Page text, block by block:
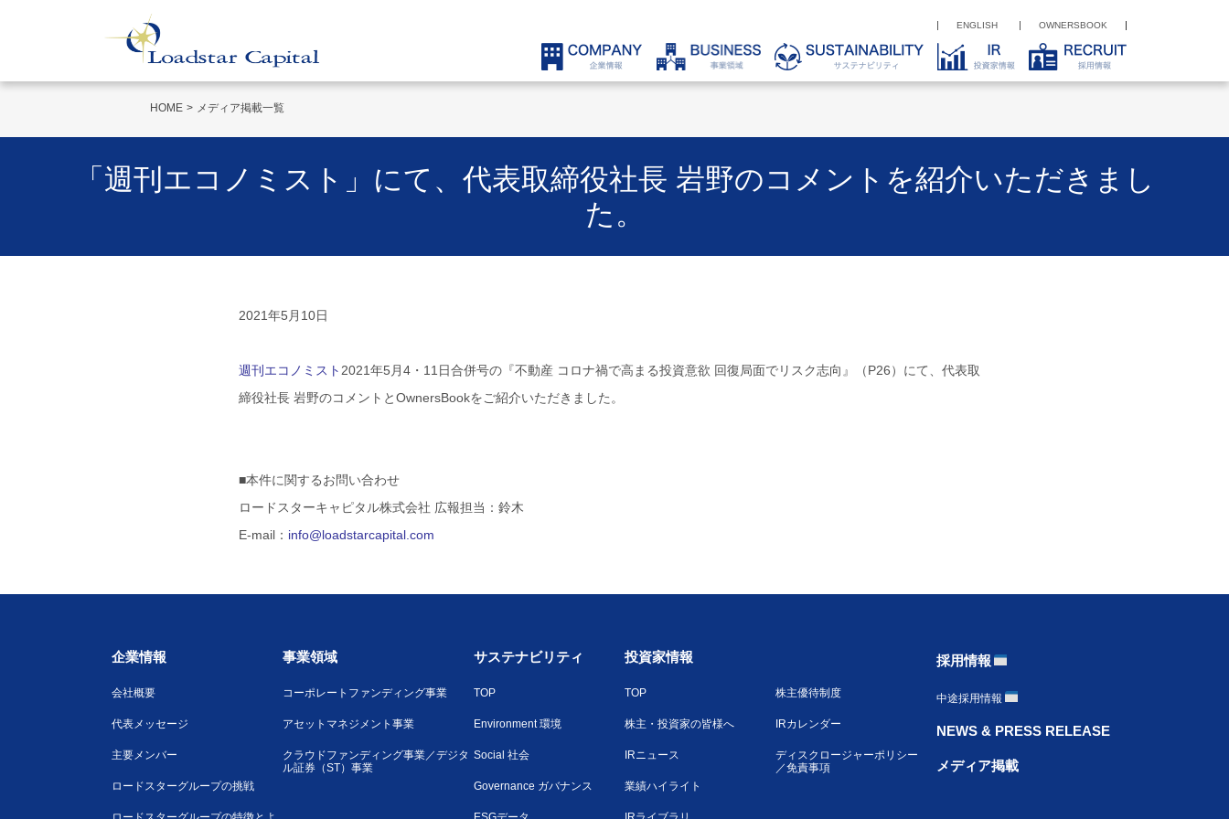
ENGLISH OWNERSBOOK
HOME メディア掲載一覧
「週刊エコノミスト」にて、代表取締役社長 岩野のコメントを紹介いただきまし
た。
2021年5月10日
週刊エコノミスト 2021年5月4・11日合併号の『不動産 コロナ禍で高まる投資意欲 回復局面でリスク志向』（P26）にて、代表取
締役社長 岩野のコメントとOwnersBookをご紹介いただきました。
■本件に関するお問い合わせ
ロードスターキャピタル株式会社 広報担当：鈴木
E-mail： info@loadstarcapital.com
企業情報 事業領域 サステナビリティ 投資家情報 採用情報
会社概要
代表メッセージ
主要メンバー
ロードスターグループの挑戦
コーポレートファンディング事業
アセットマネジメント事業
クラウドファンディング事業／デジタ
ル証券（ST）事業
TOP
Environment 環境
Social 社会
Governance ガバナンス
TOP
株主・投資家の皆様へ
IRニュース
業績ハイライト
株主優待制度
IRカレンダー
ディスクロージャーポリシー
／免責事項
中途採用情報
NEWS & PRESS RELEASE
メディア掲載